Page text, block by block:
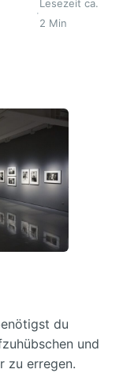
·
Lesezeit ca.
2 Min
du
und
zu erregen.